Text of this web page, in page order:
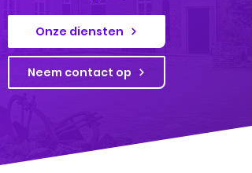
Onze diensten
Neem contact op